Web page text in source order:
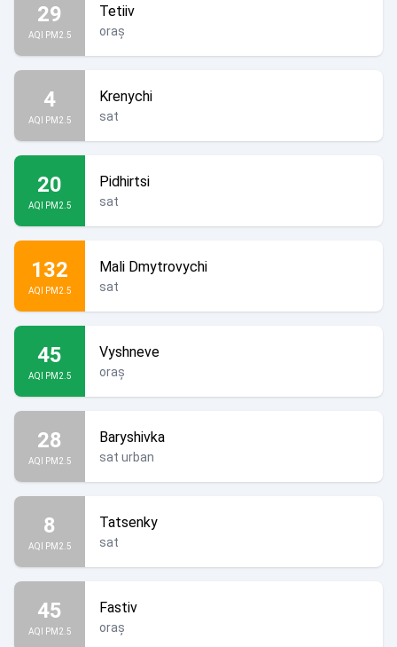
29
AQI PM2.5
Tetiiv
oraș
4
AQI PM2.5
Krenychi
sat
20
AQI PM2.5
Pidhirtsi
sat
132
AQI PM2.5
Mali Dmytrovychi
sat
45
AQI PM2.5
Vyshneve
oraș
28
AQI PM2.5
Baryshivka
sat urban
8
AQI PM2.5
Tatsenky
sat
45
AQI PM2.5
Fastiv
oraș